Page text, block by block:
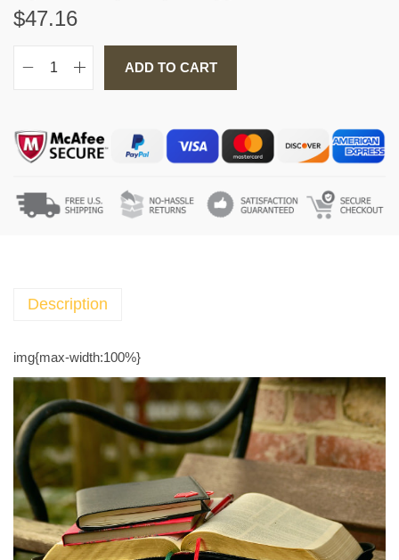
$47.16
ر
ي
ي
ي
ث
ع
ر
ة
q
u
ADD TO CART
Description
img{max-width:100%}